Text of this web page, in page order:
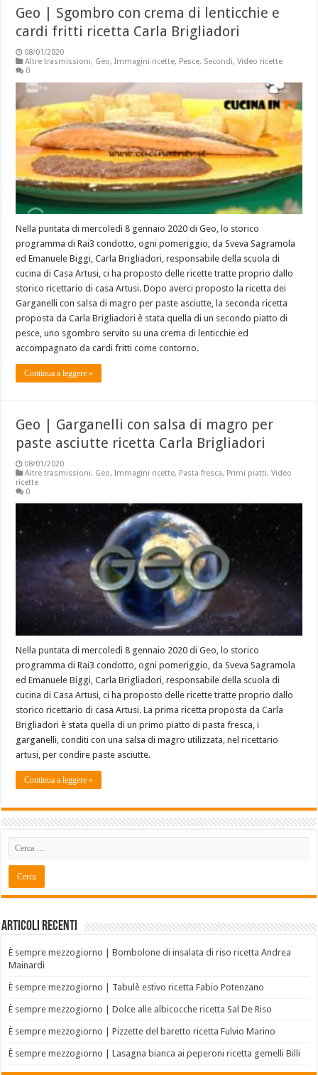
Geo | Sgombro con crema di lenticchie e
cardi fritti ricetta Carla Brigliadori
08/01/2020
Altre trasmissioni, Geo,Immagini ricette, Pesce, Secondi,Video ricette
0
Nella puntata di mercoledì 8 gennaio 2020 di Geo, lo storico
programma di Rai3 condotto, ogni pomeriggio, da Sveva Sagramola
ed Emanuele Biggi, Carla Brigliadori, responsabile della scuola di
cucina di Casa Artusi, ci ha proposto delle ricette tratte proprio dallo
storico ricettario di casa Artusi. Dopo averci proposto la ricetta dei
Garganelli con salsa di magro per paste asciutte, la seconda ricetta
proposta da Carla Brigliadori è stata quella di un secondo piatto di
pesce, uno sgombro servito su una crema di lenticchie ed
accompagnato da cardi fritti come contorno.
Continua a leggere »
Geo | Garganelli con salsa di magro per
paste asciutte ricetta Carla Brigliadori
08/01/2020
Altre trasmissioni, Geo,Immagini ricette, Pasta fresca, Primi piatti,Video
ricette
0
Nella puntata di mercoledì 8 gennaio 2020 di Geo, lo storico
programma di Rai3 condotto, ogni pomeriggio, da Sveva Sagramola
ed Emanuele Biggi, Carla Brigliadori, responsabile della scuola di
cucina di Casa Artusi, ci ha proposto delle ricette tratte proprio dallo
storico ricettario di casa Artusi. La prima ricetta proposta da Carla
Brigliadori è stata quella di un primo piatto di pasta fresca, i
garganelli, conditi con una salsa di magro utilizzata, nel ricettario
artusi, per condire paste asciutte.
Continua a leggere »
Articoli recenti
È sempre mezzogiorno | Bombolone di insalata di riso ricetta Andrea
Mainardi
È sempre mezzogiorno | Tabulè estivo ricetta Fabio Potenzano
È sempre mezzogiorno | Dolce alle albicocche ricetta Sal De Riso
È sempre mezzogiorno | Pizzette del baretto ricetta Fulvio Marino
È sempre mezzogiorno | Lasagna bianca ai peperoni ricetta gemelli Billi